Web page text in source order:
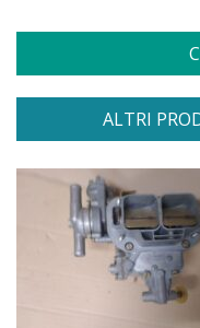
ALTRI